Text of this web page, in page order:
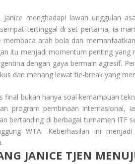
menghadapi lawan unggulan
tertinggal di set pertama, ia
membaca arah bola dan
itu menjadi momentum penting yang
dengan gaya bermain agresif.
dan menang lewat tie-break yang
final bukan hanya soal kemampuan
program pembinaan internasional,
bertanding di berbagai turnamen ITF
WTA. Keberhasilan ini
JANICE TJEN